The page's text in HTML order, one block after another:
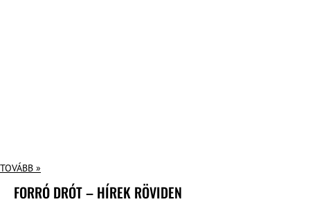
TOVÁBB »
FORRÓ DRÓT – HÍREK RÖVIDEN